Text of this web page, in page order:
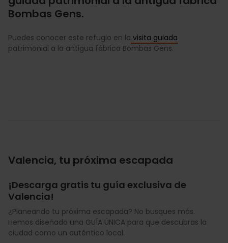
Bombas Gens.
Puedes conocer este refugio en la visita guiada
patrimonial a la antigua fábrica Bombas Gens.
Valencia, tu próxima escapada
¡Descarga gratis tu guía exclusiva de
Valencia!
¿Planeando tu próxima escapada? No busques más.
Hemos diseñado una GUÍA ÚNICA para que descubras la
ciudad como un auténtico local.